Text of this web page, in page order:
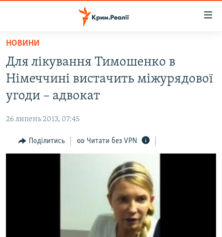
Перейти
основного
матеріалу
до
основної
Перейти
до
ВОДА.КРИМ
БЛОГИ
ПОГЛЯД
ВІДЕОУРОКИ «ELIFBE»
ЯК ОБІЙТИ БЛОКУВАННЯ
НОВИНИ
Для лікування Тимошенко в
Німеччині вистачить міжурядової
угоди – адвокат
26 липень 2013, 07:45
Поділитись Читати без VPN